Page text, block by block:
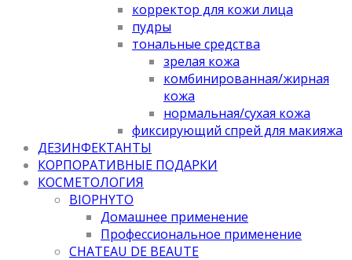
корректор для кожи лица
пудры
тональные средства
зрелая кожа
комбинированная/жирная
кожа
нормальная/cухая кожа
фиксирующий спрей для макияжа
ДЕЗИНФЕКТАНТЫ
КОРПОРАТИВНЫЕ ПОДАРКИ
КОСМЕТОЛОГИЯ
BIOPHYTO
Домашнее применение
Профессиональное применение
CHATEAU DE BEAUTE